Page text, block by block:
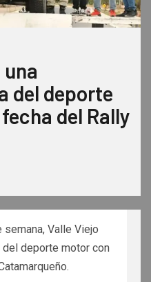
del deporte
del Rally
Valle Viejo
deporte motor con